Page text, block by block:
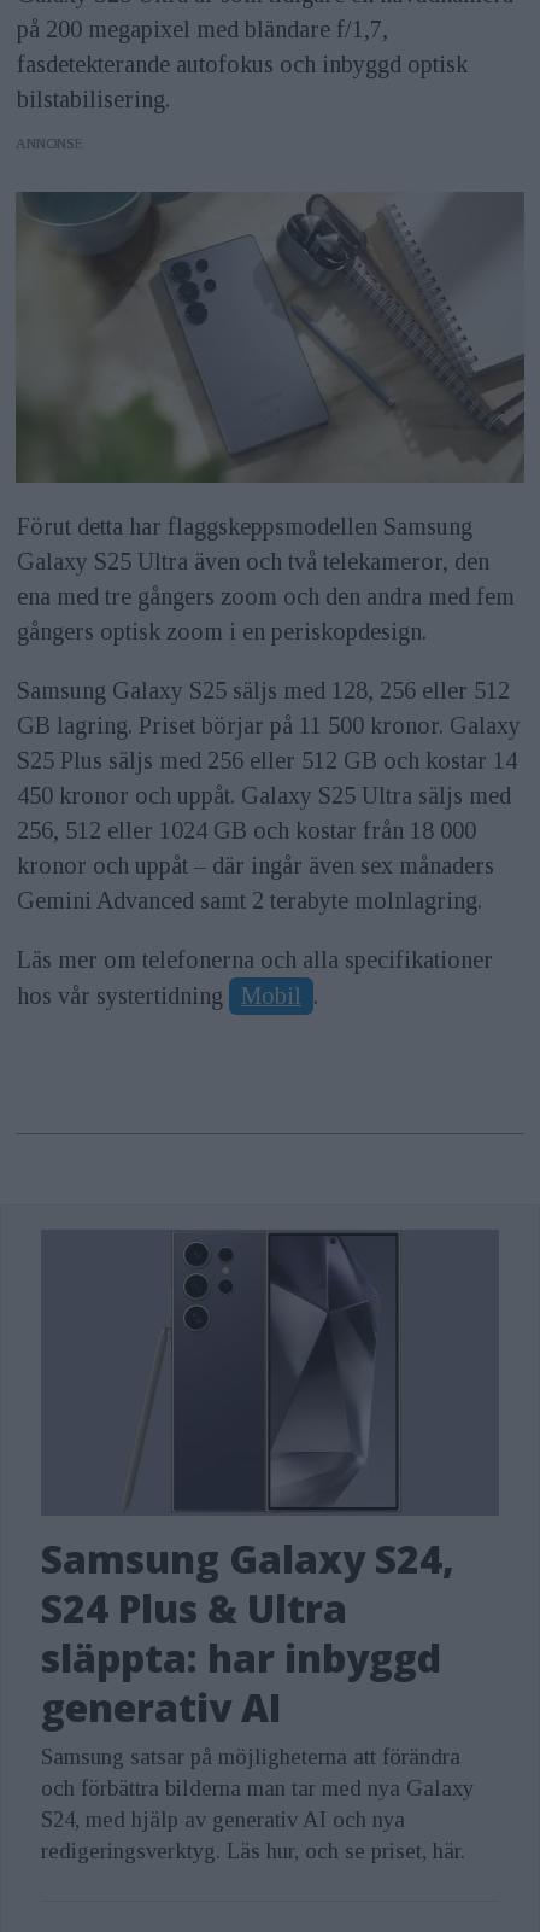
på 200 megapixel med bländare f/1,7,
fasdetekterande autofokus och inbyggd optisk
bilstabilisering.
ANNONS
Förut detta har flaggskeppsmodellen Samsung
Galaxy S25 Ultra även och två telekameror, den
ena med tre gångers zoom och den andra med fem
gångers optisk zoom i en periskopdesign.
Samsung Galaxy S25 säljs med 128, 256 eller 512
GB lagring. Priset börjar på 11 500 kronor. Galaxy
S25 Plus säljs med 256 eller 512 GB och kostar 14
450 kronor och uppåt. Galaxy S25 Ultra säljs med
256, 512 eller 1024 GB och kostar från 18 000
kronor och uppåt – där ingår även sex månaders
Gemini Advanced samt 2 terabyte molnlagring.
Läs mer om telefonerna och alla specifikationer
hos vår systertidning
Mobil .
Samsung Galaxy S24,
S24 Plus & Ultra
släppta: har inbyggd
generativ AI
Samsung satsar på möjligheterna att förändra
och förbättra bilderna man tar med nya Galaxy
S24, med hjälp av generativ AI och nya
redigeringsverktyg. Läs hur, och se priset, här.